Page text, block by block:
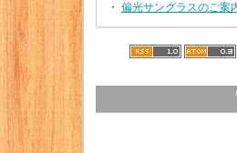
・ 偏光サングラスのご案